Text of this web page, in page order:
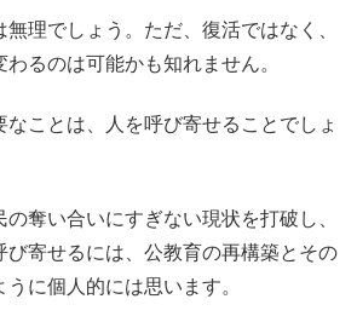
理でしょう。ただ、復活ではなく、
るのは可能かも知れません。
ことは、人を呼び寄せることでしょ
奪い合いにすぎない現状を打破し、
び寄せるには、公教育の再構築とその
に個人的には思います。